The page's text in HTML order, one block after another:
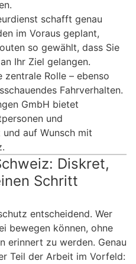
schafft genau
im Voraus geplant,
so gewählt, dass Sie
Ihr Ziel gelangen.
Rolle – ebenso
Fahrverhalten.
GmbH bietet
und
auf Wunsch mit
Diskret,
Schritt
entscheidend. Wer
bewegen können, ohne
erinnert zu werden. Genau
Teil der Arbeit im Vorfeld: